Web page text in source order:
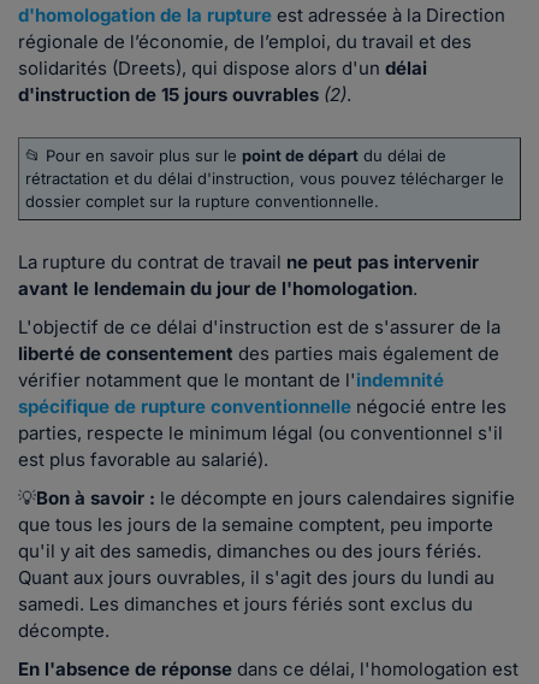
d'homologation de la rupture est adressée à la Direction
régionale de l’économie, de l’emploi, du travail et des
solidarités (Dreets), qui dispose alors d'un délai
d'instruction de 15 jours ouvrables (2).
📂 Pour en savoir plus sur le point de départ du délai de
rétractation et du délai d'instruction, vous pouvez télécharger le
dossier complet sur la rupture conventionnelle.
La rupture du contrat de travail ne peut pas intervenir
avant le lendemain du jour de l'homologation.
L'objectif de ce délai d'instruction est de s'assurer de la
liberté de consentement des parties mais également de
vérifier notamment que le montant de l'indemnité
spécifique de rupture conventionnelle négocié entre les
parties, respecte le minimum légal (ou conventionnel s'il
est plus favorable au salarié).
💡Bon à savoir : le décompte en jours calendaires signifie
que tous les jours de la semaine comptent, peu importe
qu'il y ait des samedis, dimanches ou des jours fériés.
Quant aux jours ouvrables, il s'agit des jours du lundi au
samedi. Les dimanches et jours fériés sont exclus du
décompte.
En l'absence de réponse dans ce délai, l'homologation est